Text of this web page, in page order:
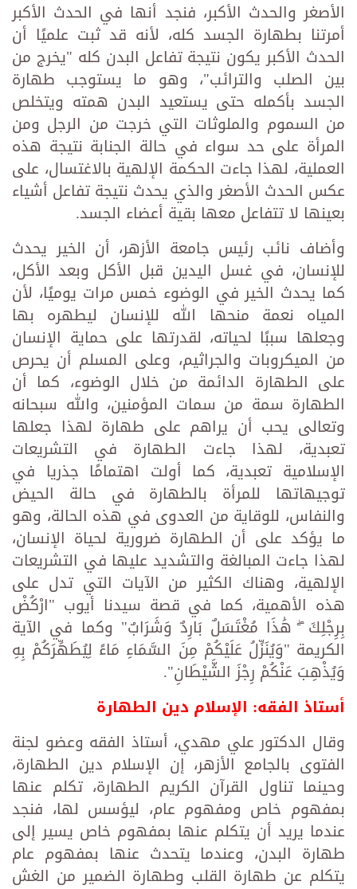
الأصغر والحدث الأكبر، فنجد أنها في الحدث الأكبر
أمرتنا بطهارة الجسد كله، لأنه قد ثبت علميًا أن
الحدث الأكبر يكون نتيجة تفاعل البدن كله "يخرج من
بين الصلب والترائب"، وهو ما يستوجب طهارة
الجسد بأكمله حتى يستعيد البدن همته ويتخلص
من السموم والملوثات التي خرجت من الرجل ومن
المرأة على حد سواء في حالة الجنابة نتيجة هذه
العملية، لهذا جاءت الحكمة الإلهية بالاغتسال، على
عكس الحدث الأصغر والذي يحدث نتيجة تفاعل أشياء
بعينها لا تتفاعل معها بقية أعضاء الجسد.
وأضاف نائب رئيس جامعة الأزهر، أن الخير يحدث
للإنسان، في غسل اليدين قبل الأكل وبعد الأكل،
كما يحدث الخير في الوضوء خمس مرات يوميًا، لأن
المياه نعمة منحها الله للإنسان ليطهره بها
وجعلها سببًا لحياته، لقدرتها على حماية الإنسان
من الميكروبات والجراثيم، وعلى المسلم أن يحرص
على الطهارة الدائمة من خلال الوضوء، كما أن
الطهارة سمة من سمات المؤمنين، والله سبحانه
وتعالى يحب أن يراهم على طهارة لهذا جعلها
تعبدية، لهذا جاءت الطهارة في التشريعات
الإسلامية تعبدية، كما أولت اهتمامًا جذريا في
توجيهاتها للمرأة بالطهارة في حالة الحيض
والنفاس، للوقاية من العدوى في هذه الحالة، وهو
ما يؤكد على أن الطهارة ضرورية لحياة الإنسان،
لهذا جاءت المبالغة والتشديد عليها في التشريعات
الإلهية، وهناك الكثير من الآيات التي تدل على
هذه الأهمية، كما في قصة سيدنا أيوب "ارْكُضْ
بِرِجْلِكَ ۖ هَٰذَا مُغْتَسَلٌ بَارِدٌ وَشَرَابٌ" وكما في الآية
الكريمة "وَيُنَزِّلُ عَلَيْكُمْ مِنَ السَّمَاءِ مَاءً لِيُطَهِّرَكُمْ بِهِ
وَيُذْهِبَ عَنْكُمْ رِجْزَ الشَّيْطَانِ".
أستاذ الفقه: الإسلام دين الطهارة
وقال الدكتور علي مهدي، أستاذ الفقه وعضو لجنة
الفتوى بالجامع الأزهر، إن الإسلام دين الطهارة،
وحينما تناول القرآن الكريم الطهارة، تكلم عنها
بمفهوم خاص ومفهوم عام، ليؤسس لها، فنجد
عندما يريد أن يتكلم عنها بمفهوم خاص يسير إلى
طهارة البدن، وعندما يتحدث عنها بمفهوم عام
يتكلم عن طهارة القلب وطهارة الضمير من الغش